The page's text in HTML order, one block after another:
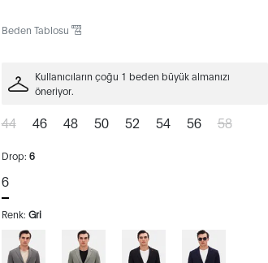
Beden Tablosu
Kullanıcıların çoğu 1 beden büyük almanızı
öneriyor.
44 46 48 50 52 54 56 58
Drop: 6
6
Renk: Gri